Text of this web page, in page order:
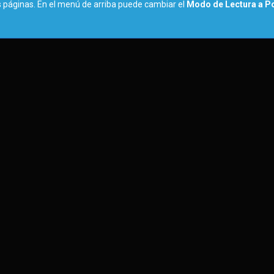
En el menú de arriba puede cambiar el
Modo de Lectura a